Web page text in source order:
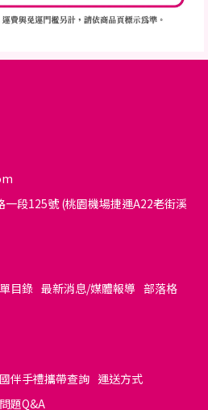
段125號 (桃園機場捷運A22老街溪
目錄 最新消息/媒體報導 部落格
伴手禮攜帶查詢 運送方式
題Q&A